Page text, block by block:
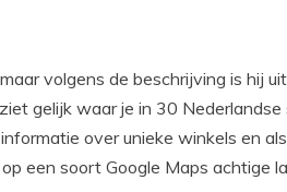
volgens de beschrijving is hij
gelijk waar je in 30
over unieke winkels en
een soort Google Maps achtige